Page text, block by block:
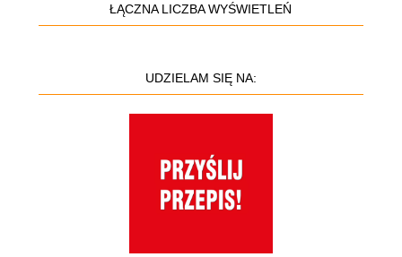
ŁĄCZNA LICZBA WYŚWIETLEŃ
UDZIELAM SIĘ NA: